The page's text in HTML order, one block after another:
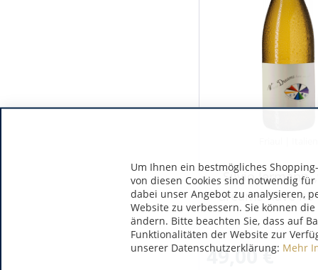
Silvio Jermann
dreams have no
49,00 €
Um Ihnen ein bestmögliches
von diesen Cookies sind notwendig
dabei unser Angebot zu analysieren,
Website zu verbessern. Sie können
ändern. Bitte beachten Sie, dass auf
Funktionalitäten der Website zur
unserer Datenschutzerklärung: Mehr